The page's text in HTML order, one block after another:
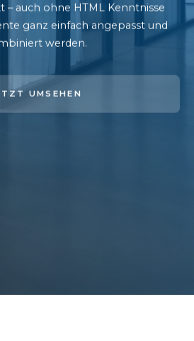
– auch ohne HTML Kenntnisse
ganz einfach angepasst und
werden.
UMSEHEN